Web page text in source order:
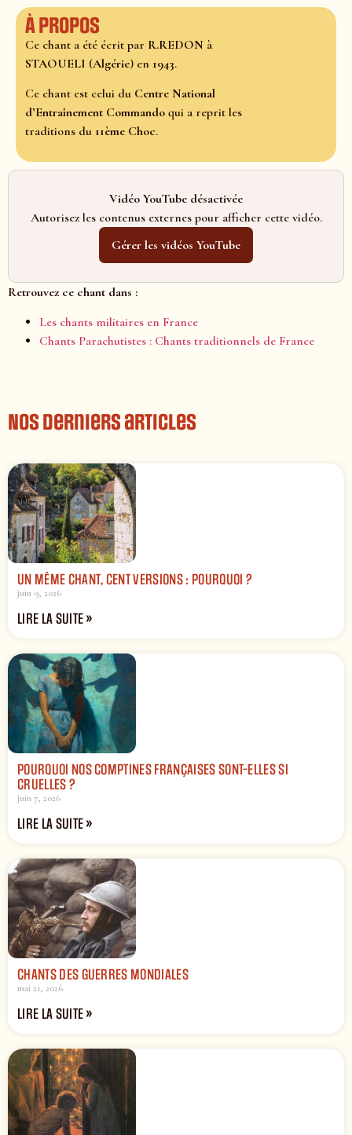
À propos
Ce chant a été écrit par R.REDON à
STAOUELI (Algérie) en 1943.
Ce chant est celui du Centre National
d’Entraînement Commando qui a reprit les
traditions du 11ème Choc.
Vidéo YouTube désactivée
Autorisez les contenus externes pour afficher cette vidéo.
Gérer les vidéos YouTube
Retrouvez ce chant dans :
Les chants militaires en France
Chants Parachutistes : Chants traditionnels de France
Nos derniers articles
UN MÊME CHANT, CENT VERSIONS : POURQUOI ?
juin 9, 2026
LIRE LA SUITE »
POURQUOI NOS COMPTINES FRANÇAISES SONT-ELLES SI
CRUELLES ?
juin 7, 2026
LIRE LA SUITE »
CHANTS DES GUERRES MONDIALES
mai 21, 2026
LIRE LA SUITE »